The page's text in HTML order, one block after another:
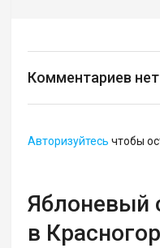
Комментариев нет
Авторизуйтесь чтобы
Яблоневый
в